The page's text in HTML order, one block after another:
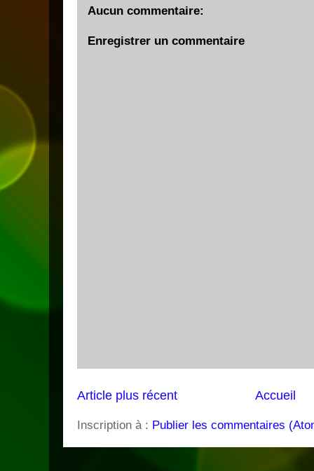
Aucun commentaire:
Enregistrer un commentaire
Article plus récent Accueil
Inscription à : Publier les commentaires